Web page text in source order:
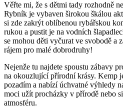
Věřte mi, že s dětmi tady rozhodně
Rybník je vybaven širokou škálou
si zde zakrýt oblíbenou rybářskou
rukou a pustit je na vodních
se mohou děti vyčurat ve svobodě a
rájem pro malé dobrodruhy!
Nejenže tu najdete spoustu zábavy
na okouzlující přírodní krásy. Kemp
pozadím a nabízí úchvatné výhledy
moci užít procházky v přírodě nebo
atmosféru.